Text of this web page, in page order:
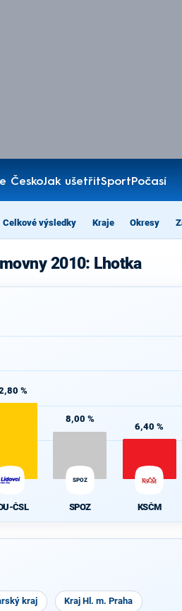
ČeskoJak ušetřitSportPočasí
Celkové výsledky Kraje Okresy
2010: Lhotka
%
ČSL
8,00 %
SPOZ
SPOZ
6,40 %
KSČM
kraj Kraj Hl. m. Praha